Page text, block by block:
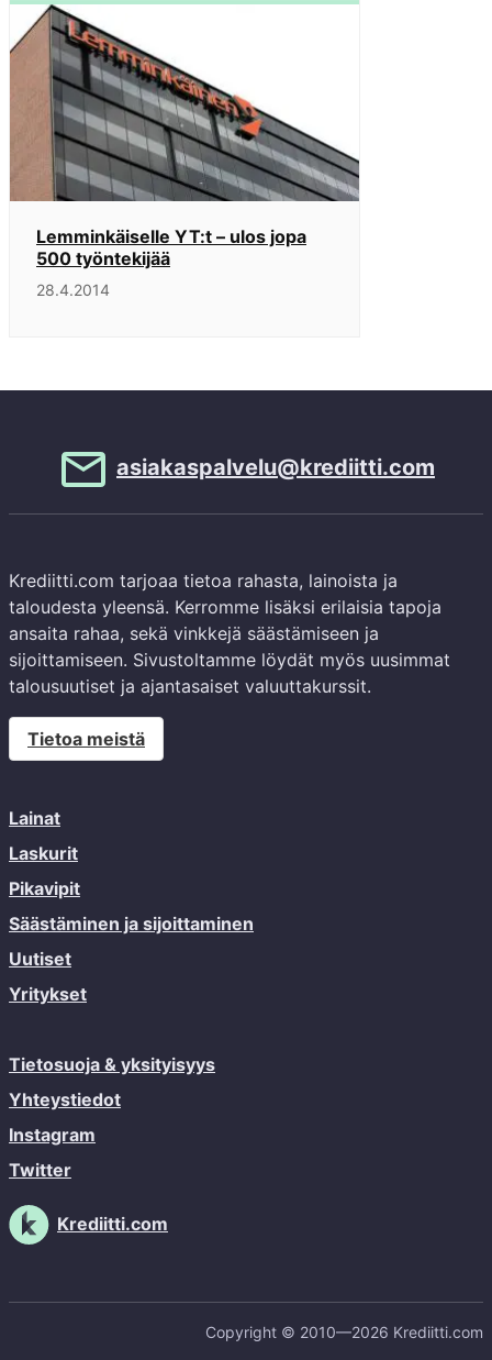
Lemminkäiselle YT:t – ulos jopa
500 työntekijää
28.4.2014
asiakaspalvelu@krediitti.com
Krediitti.com tarjoaa tietoa rahasta, lainoista ja
taloudesta yleensä. Kerromme lisäksi erilaisia tapoja
ansaita rahaa, sekä vinkkejä säästämiseen ja
sijoittamiseen. Sivustoltamme löydät myös uusimmat
talousuutiset ja ajantasaiset valuuttakurssit.
Tietoa meistä
Lainat
Laskurit
Pikavipit
Säästäminen ja sijoittaminen
Uutiset
Yritykset
Tietosuoja & yksityisyys
Yhteystiedot
Instagram
Twitter
Krediitti.com
Copyright © 2010—2026 Krediitti.com